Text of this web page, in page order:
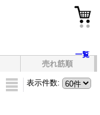
一覧
売れ筋順
表示件数: